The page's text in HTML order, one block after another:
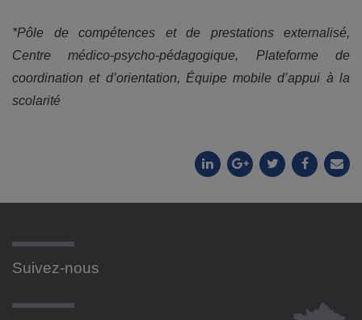
*Pôle de compétences et de prestations externalisé,
Centre médico-psycho-pédagogique, Plateforme de
coordination et d’orientation, Équipe mobile d’appui à la
scolarité
Suivez-nous